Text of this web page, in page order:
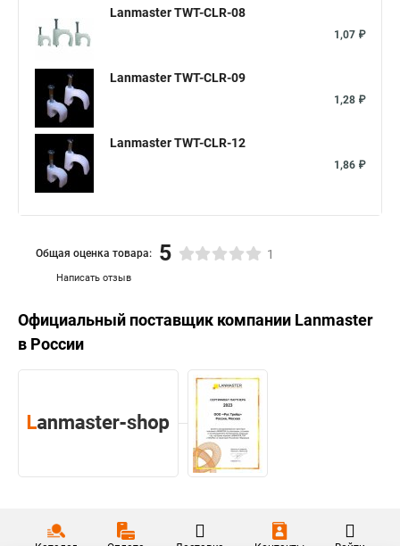
Lanmaster TWT-CLR-08
1,07 ₽
Lanmaster TWT-CLR-09
1,28 ₽
Lanmaster TWT-CLR-12
1,86 ₽
Написать отзыв
Общая оценка товара: 5 1
Официальный поставщик компании Lanmaster
в России